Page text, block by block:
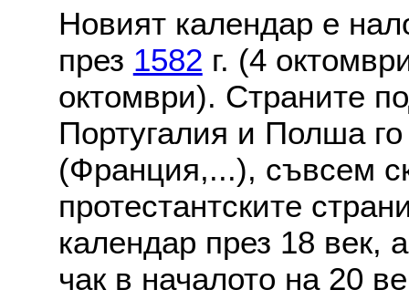
Новият календар е
през 1582 г. (4
октомври). Страните
Португалия и Полша
(Франция,...), съвсем
протестантските
календар през 18 век,
чак в началото на 20